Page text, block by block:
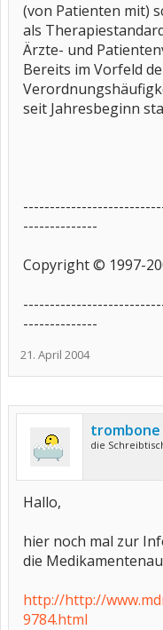
(von Patienten mit)
als
Ärzte- und
Bereits im Vorfeld
seit Jahresbeginn
--------------
Copyright © 1997-
--------------
21. April 2004
trombone
die
Hallo,
hier noch mal zur
die
http://http://
9784.html